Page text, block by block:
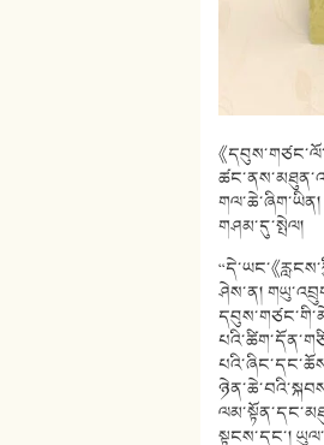
《
གཤམ་དུ་སྤེལ།
“དེ་ཡང་《
ཤེས་ན།
སྟངས་དང་།